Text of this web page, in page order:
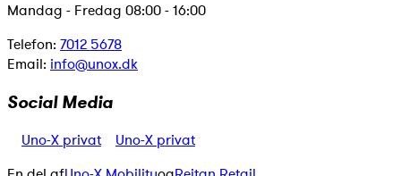
Mandag - Fredag 08:00 - 16:00
Telefon: 7012 5678
Email: info@unox.dk
Social Media
Uno-X privat
Uno-X privat